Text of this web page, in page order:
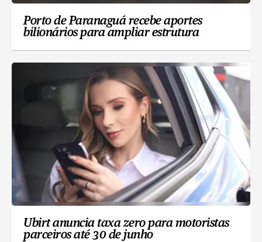
Porto de Paranaguá recebe aportes
bilionários para ampliar estrutura
Ubirt anuncia taxa zero para motoristas
parceiros até 30 de junho